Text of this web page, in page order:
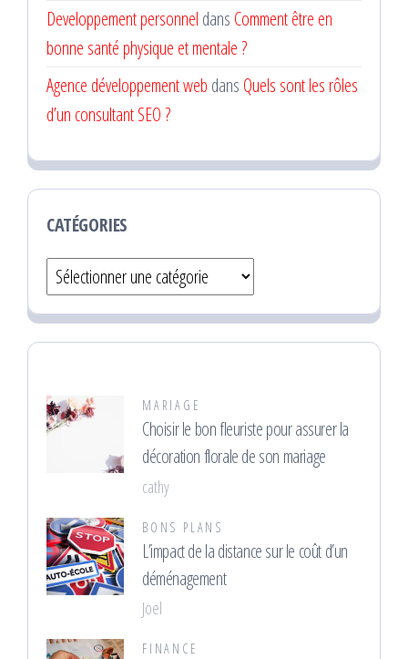
Developpement personnel dans Comment être en
bonne santé physique et mentale ?
Agence développement web dans Quels sont les rôles
d’un consultant SEO ?
CATÉGORIES
Catégories
MARIAGE
Choisir le bon fleuriste pour assurer la
décoration florale de son mariage
cathy
BONS PLANS
L’impact de la distance sur le coût d’un
déménagement
Joel
FINANCE